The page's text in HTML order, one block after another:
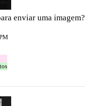
enviar uma imagem?